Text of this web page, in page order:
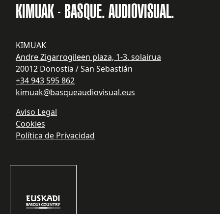
KIMUAK - BASQUE. AUDIOVISUAL.
KIMUAK
Andre Zigarrogileen plaza, 1-3. solairua
20012 Donostia / San Sebastián
+34 943 595 862
kimuak@basqueaudiovisual.eus
Aviso Legal
Cookies
Política de Privacidad